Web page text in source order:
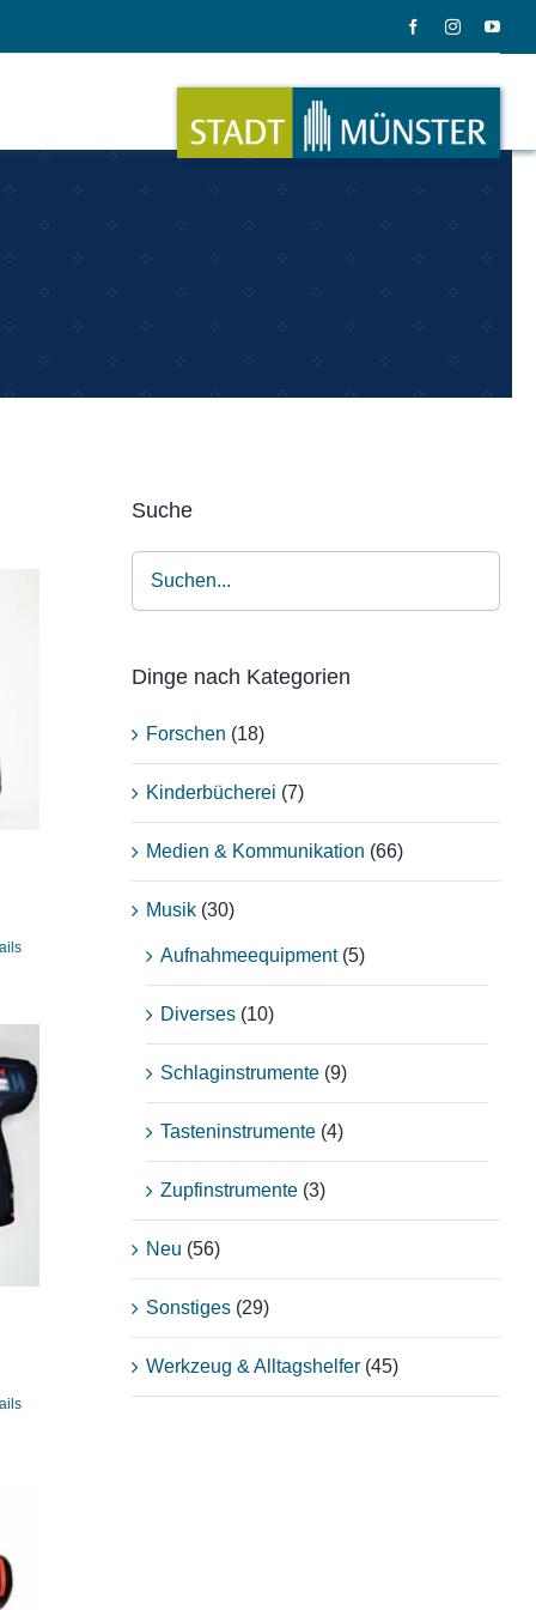
Musik
Alles zum Tasten, Zupfen, Schlagen.
Suche
Dinge nach Kategorien
Forschen (18)
Kinderbücherei (7)
Medien & Kommunikation (66)
Musik (30)
Aufnahmeequipment (5)
Diverses (10)
Schlaginstrumente (9)
Tasteninstrumente (4)
Zupfinstrumente (3)
Neu (56)
Sonstiges (29)
Werkzeug & Alltagshelfer (45)